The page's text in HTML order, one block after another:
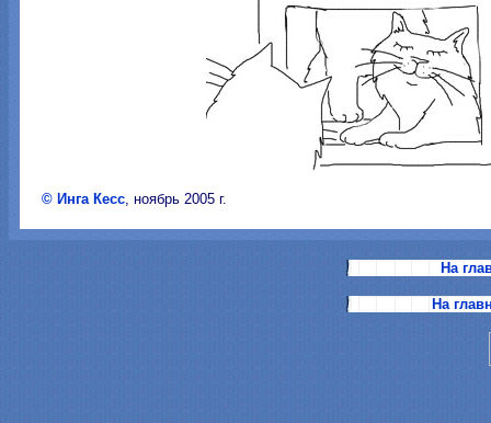
© Инга Кесс , ноябрь 2005 г.
На
На